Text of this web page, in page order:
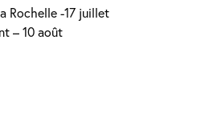
Rochelle -17 juillet
– 10 août